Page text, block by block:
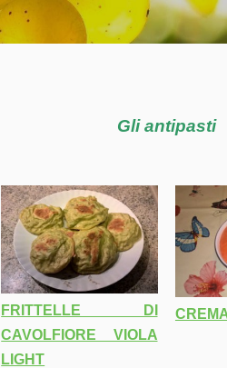
Gli antipasti
FRITTELLE DI
CAVOLFIORE VIOLA
LIGHT